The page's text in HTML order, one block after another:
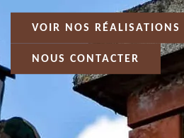
VOIR NOS RÉALISATIONS
NOUS CONTACTER